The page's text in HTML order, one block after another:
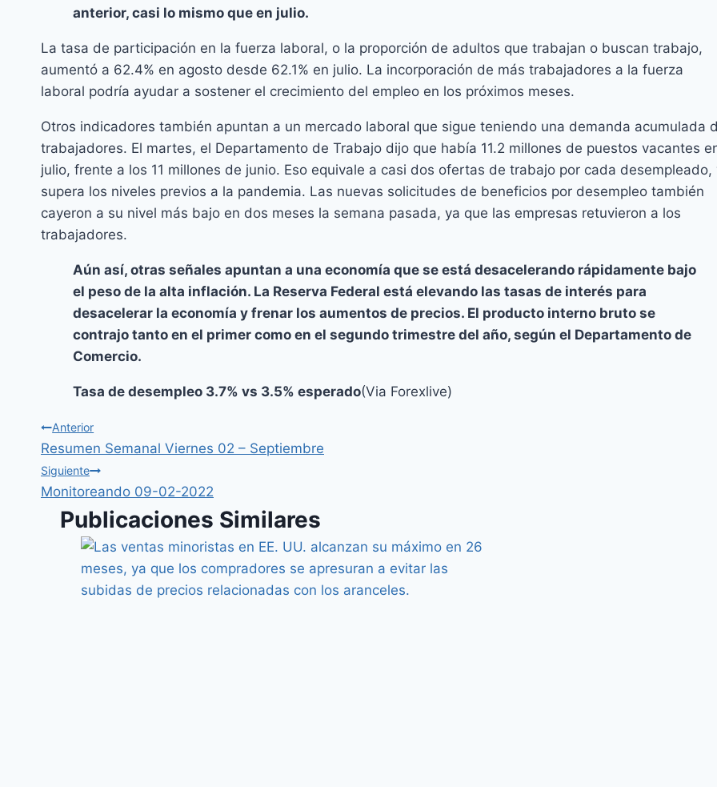
anterior, casi lo mismo que en julio.
La tasa de participación en la fuerza laboral, o la proporción de adultos que trabajan o buscan trabajo,
aumentó a 62.4% en agosto desde 62.1% en julio. La incorporación de más trabajadores a la fuerza
laboral podría ayudar a sostener el crecimiento del empleo en los próximos meses.
Otros indicadores también apuntan a un mercado laboral que sigue teniendo una demanda acumulada
trabajadores. El martes, el Departamento de Trabajo dijo que había 11.2 millones de puestos vacantes
julio, frente a los 11 millones de junio. Eso equivale a casi dos ofertas de trabajo por cada desempleado,
supera los niveles previos a la pandemia. Las nuevas solicitudes de beneficios por desempleo también
cayeron a su nivel más bajo en dos meses la semana pasada, ya que las empresas retuvieron a los
trabajadores.
Aún así, otras señales apuntan a una economía que se está desacelerando rápidamente bajo
el peso de la alta inflación. La Reserva Federal está elevando las tasas de interés para
desacelerar la economía y frenar los aumentos de precios. El producto interno bruto se
contrajo tanto en el primer como en el segundo trimestre del año, según el Departamento de
Comercio.
Tasa de desempleo 3.7% vs 3.5% esperado(Via Forexlive)
Anterior
Resumen Semanal Viernes 02 – Septiembre
Siguiente
Monitoreando 09-02-2022
Publicaciones Similares